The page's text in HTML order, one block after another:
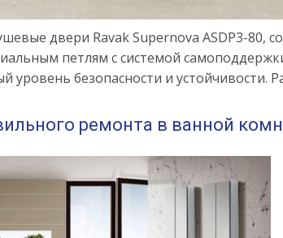
двери Ravak Supernova ASDP3-80,
петлям с системой
уровень безопасности и
ремонта в ванной